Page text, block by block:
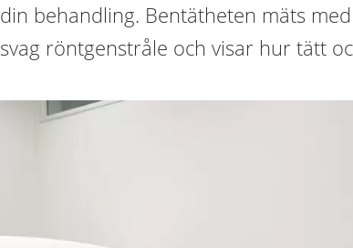
din behandling. Bentätheten mäts
svag röntgenstråle och visar hur tätt